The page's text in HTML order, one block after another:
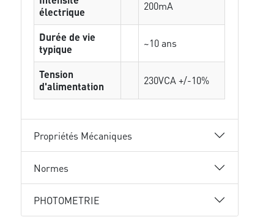
électrique
200mA
Durée de vie
typique
~10 ans
Tension
d'alimentation
230VCA +/-10%
Propriétés Mécaniques
Normes
PHOTOMETRIE